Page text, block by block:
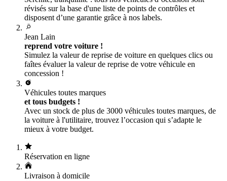
révisés sur la base d'une liste de points de contrôles et
disposent d’une garantie grâce à nos labels.
Jean Lain
reprend votre voiture !
Simulez la valeur de reprise de voiture en quelques clics ou
faîtes évaluer la valeur de reprise de votre véhicule en
concession !
Véhicules toutes marques
et tous budgets !
Avec un stock de plus de 3000 véhicules toutes marques, de
la voiture à l'utilitaire, trouvez l’occasion qui s’adapte le
mieux à votre budget.
Réservation en ligne
Livraison à domicile